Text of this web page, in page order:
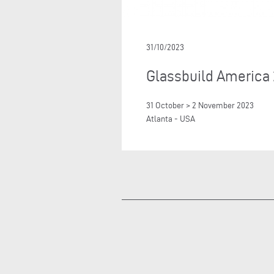
31/10/2023
Glassbuild America
31 October > 2 November 2023
Atlanta - USA